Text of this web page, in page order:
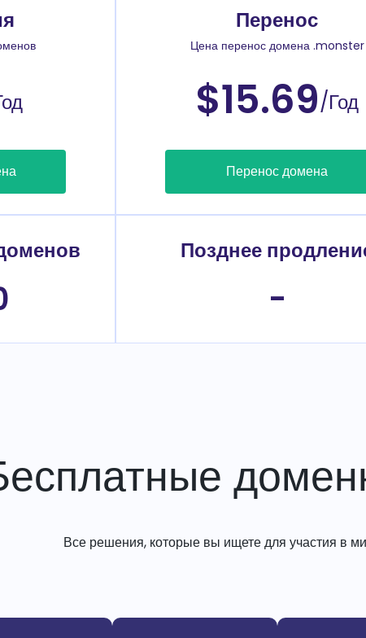
Перенос
Цена перенос домена .monster
$15.69/Год
Перенос домена
Позднее
-
Все решения, которые вы ищете для участия в